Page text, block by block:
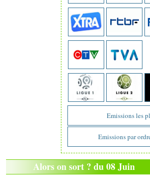
Emissions les
Emissions par
Alors on sort ? du 08 Juin